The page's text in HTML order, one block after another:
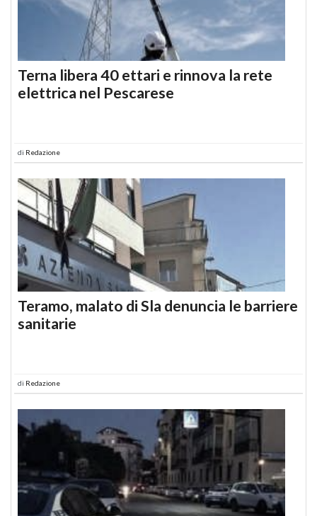
Terna libera 40 ettari e rinnova la rete
elettrica nel Pescarese
di Redazione
Teramo, malato di Sla denuncia le barriere
sanitarie
di Redazione